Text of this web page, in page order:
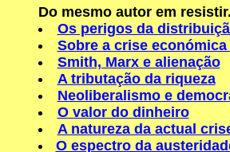
Do mesmo autor em
Os perigos da
Sobre a crise económica
Smith, Marx e alienação
A tributação da riqueza
Neoliberalismo e
O valor do dinheiro
A natureza da actual
O espectro da